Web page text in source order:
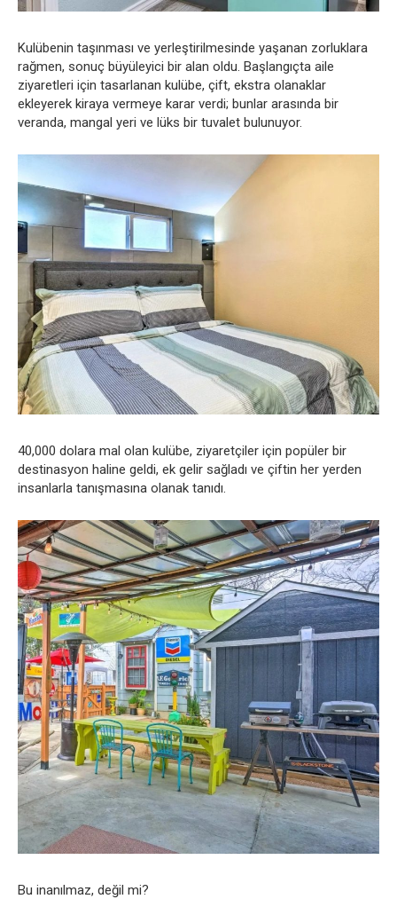
Kulübenin taşınması ve yerleştirilmesinde yaşanan zorluklara
rağmen, sonuç büyüleyici bir alan oldu. Başlangıçta aile
ziyaretleri için tasarlanan kulübe, çift, ekstra olanaklar
ekleyerek kiraya vermeye karar verdi; bunlar arasında bir
veranda, mangal yeri ve lüks bir tuvalet bulunuyor.
40,000 dolara mal olan kulübe, ziyaretçiler için popüler bir
destinasyon haline geldi, ek gelir sağladı ve çiftin her yerden
insanlarla tanışmasına olanak tanıdı.
Bu inanılmaz, değil mi?